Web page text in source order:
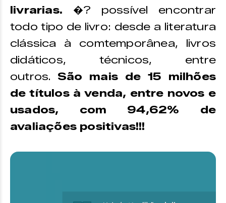
livrarias. �? possível encontrar
todo tipo de livro: desde a literatura
clássica à comtemporânea, livros
didáticos, técnicos, entre
outros. São mais de 15 milhões
de títulos à venda, entre novos e
usados, com 94,62% de
avaliações positivas!!!